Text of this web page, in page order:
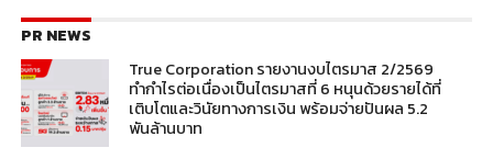
PR NEWS
True Corporation รายงานงบไตรมาส 2/2569
ทำกำไรต่อเนื่องเป็นไตรมาสที่ 6 หนุนด้วยรายได้ที่
เติบโตและวินัยทางการเงิน พร้อมจ่ายปันผล 5.2
พันล้านบาท